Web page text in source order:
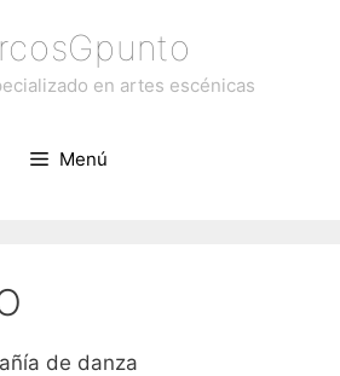
en artes escénicas
Menú
de danza